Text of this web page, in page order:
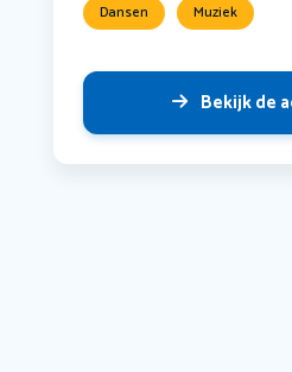
Dansen Muziek
Bekijk de